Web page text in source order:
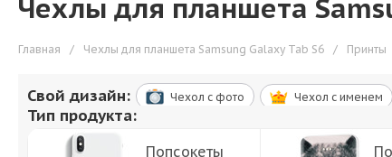
Чехлы для планшета
Главная / Чехлы для планшета Samsung Galaxy Tab S6 / Принты
Свой дизайн: Чехол c фото Чехол c именем
Тип продукта:
Попсокеты